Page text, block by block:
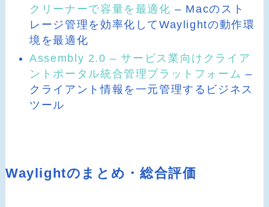
クリーナーで容量を最適化 – Macのスト
レージ管理を効率化してWaylightの動作環
境を最適化
Assembly 2.0 – サービス業向けクライア
ントポータル統合管理プラットフォーム –
クライアント情報を一元管理するビジネス
ツール
Waylightのまとめ・総合評価